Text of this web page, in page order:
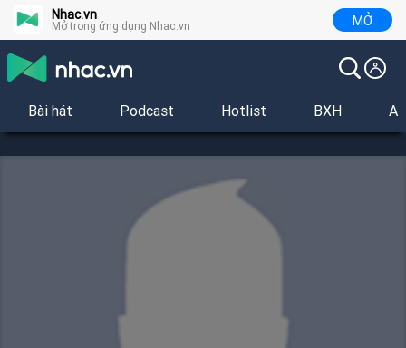
Nhac.vn
Mở trong ứng dụng Nhac.vn MỞ
Bài hát Podcast Hotlist BXH